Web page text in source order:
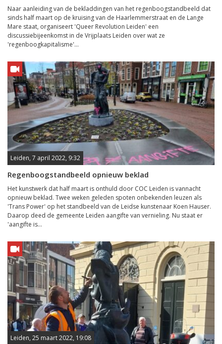
Naar aanleiding van de bekladdingen van het regenboogstandbeeld dat
sinds half maart op de kruising van de Haarlemmerstraat en de Lange
Mare staat, organiseert 'Queer Revolution Leiden' een
discussiebijeenkomst in de Vrijplaats Leiden over wat ze
'regenboogkapitalisme'...
Leiden, 7 april 2022, 9:32
Regenboogstandbeeld opnieuw beklad
Het kunstwerk dat half maart is onthuld door COC Leiden is vannacht
opnieuw beklad. Twee weken geleden spoten onbekenden leuzen als
'Trans Power' op het standbeeld van de Leidse kunstenaar Koen Hauser.
Daarop deed de gemeente Leiden aangifte van vernieling. Nu staat er
'aangifte is...
Leiden, 25 maart 2022, 19:08